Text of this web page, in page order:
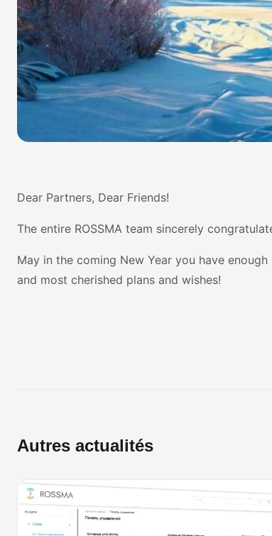
Dear Partners, Dear Friends!
The entire ROSSMA team sincerely
May in the coming New Year you have
and most cherished plans and wishes!
Autres actualités